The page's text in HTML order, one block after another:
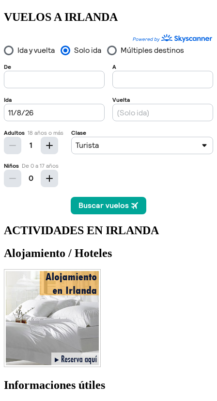
VUELOS A IRLANDA
ACTIVIDADES EN IRLANDA
Alojamiento / Hoteles
Informaciones útiles